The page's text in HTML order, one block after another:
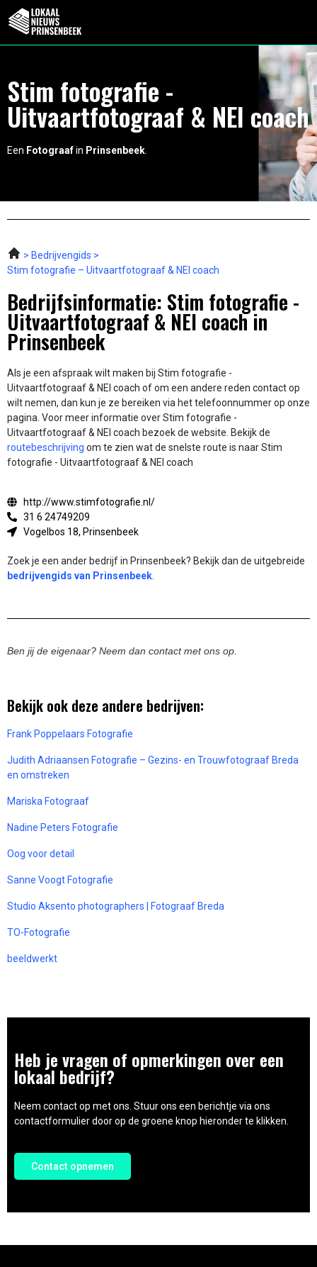
Stim fotografie -
Uitvaartfotograaf & NEI coach
Een Fotograafin Prinsenbeek
Bedrijvengids
Stim fotografie – Uitvaartfotograaf & NEI coach
Bedrijfsinformatie: Stim fotografie -
Uitvaartfotograaf & NEI coach in
Prinsenbeek
Als je een afspraak wilt maken bij Stim fotografie -
Uitvaartfotograaf & NEI coach of om een andere reden contact op
wilt nemen, dan kun je ze bereiken via het telefoonnummer op onze
pagina. Voor meer informatie over Stim fotografie -
Uitvaartfotograaf & NEI coach bezoek de website. Bekijk de
routebeschrijving om te zien wat de snelste route is naar Stim
fotografie - Uitvaartfotograaf & NEI coach
http://www.stimfotografie.nl/
31 6 24749209
Vogelbos 18, Prinsenbeek
Zoek je een ander bedrijf in Prinsenbeek? Bekijk dan de uitgebreide
bedrijvengids van Prinsenbeek
Ben jij de eigenaar? Neem dan contact met ons op.
Bekijk ook deze andere bedrijven:
Frank Poppelaars Fotografie
Judith Adriaansen Fotografie – Gezins- en Trouwfotograaf Breda
en omstreken
Mariska Fotograaf
Nadine Peters Fotografie
Oog voor detail
Sanne Voogt Fotografie
Studio Aksento photographers | Fotograaf Breda
TO-Fotografie
beeldwerkt
Heb je vragen of opmerkingen over een
lokaal bedrijf?
Neem contact op met ons. Stuur ons een berichtje via ons
contactformulier door op de groene knop hieronder te klikken.
Contact opnemen